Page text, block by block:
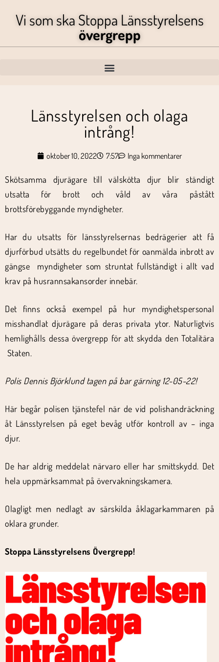
Vi som ska Stoppa Länsstyrelsens
övergrepp
Länsstyrelsen och olaga
intrång!
oktober 10, 2022 7:57 Inga kommentarer
Skötsamma djurägare till välskötta djur blir ständigt
utsatta för brott och våld av våra påstått
brottsförebyggande myndigheter.
Har du utsatts för länsstyrelsernas bedrägerier att få
djurförbud utsätts du regelbundet för oanmälda inbrott av
gängse myndigheter som struntat fullständigt i allt vad
krav på husrannsakansorder innebär.
Det finns också exempel på hur myndighetspersonal
misshandlat djurägare på deras privata ytor. Naturligtvis
hemlighålls dessa övergrepp för att skydda den Totalitära
Staten.
Polis Dennis Björklund tagen på bar gärning 12-05-22!
Här begår polisen tjänstefel när de vid polishandräckning
åt Länsstyrelsen på eget bevåg utför kontroll av – inga
djur.
De har aldrig meddelat närvaro eller har smittskydd. Det
hela uppmärksammat på övervakningskamera.
Olagligt men nedlagt av särskilda åklagarkammaren på
oklara grunder.
Stoppa Länsstyrelsens Övergrepp!